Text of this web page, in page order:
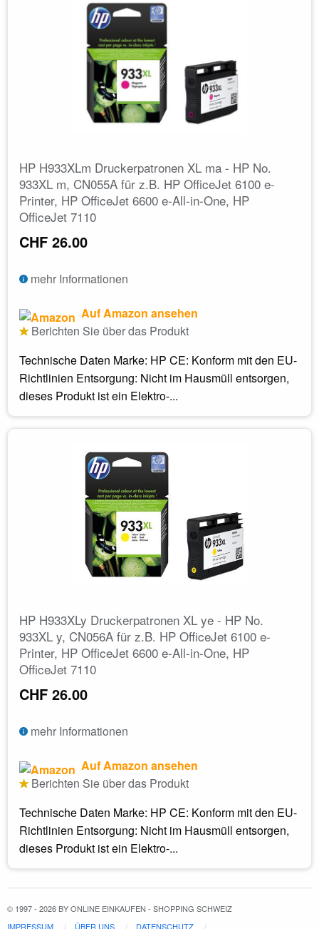
HP H933XLm Druckerpatronen XL ma - HP No.
933XL m, CN055A für z.B. HP OfficeJet 6100 e-
Printer, HP OfficeJet 6600 e-All-in-One, HP
OfficeJet 7110
CHF 26.00
mehr Informationen
Auf Amazon ansehen
Berichten Sie über das Produkt
Technische Daten Marke: HP CE: Konform mit den EU-
Richtlinien Entsorgung: Nicht im Hausmüll entsorgen,
dieses Produkt ist ein Elektro-...
HP H933XLy Druckerpatronen XL ye - HP No.
933XL y, CN056A für z.B. HP OfficeJet 6100 e-
Printer, HP OfficeJet 6600 e-All-in-One, HP
OfficeJet 7110
CHF 26.00
mehr Informationen
Auf Amazon ansehen
Berichten Sie über das Produkt
Technische Daten Marke: HP CE: Konform mit den EU-
Richtlinien Entsorgung: Nicht im Hausmüll entsorgen,
dieses Produkt ist ein Elektro-...
© 1997 - 2026 BY ONLINE EINKAUFEN - SHOPPING SCHWEIZ
IMPRESSUM
ÜBER UNS DATENSCHUTZ